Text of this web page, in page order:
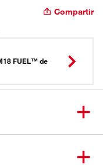
Compartir
FUEL™ de